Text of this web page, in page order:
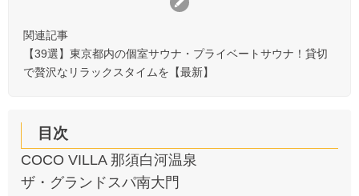
関連記事
【39選】東京都内の個室サウナ・プライベートサウナ！貸切
で贅沢なリラックスタイムを【最新】
目次
COCO VILLA 那須白河温泉
ザ・グランドスパ南大門